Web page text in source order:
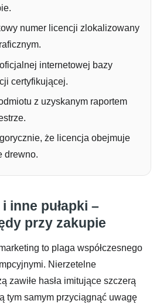
numer licencji zlokalizowany
internetowej bazy
certyfikującej.
z uzyskanym raportem
że licencja obejmuje
drewno.
inne pułapki –
przy zakupie
to plaga współczesnego
Nierzetelne
zawiłe hasła imitujące szczerą
tym samym przyciągnąć uwagę